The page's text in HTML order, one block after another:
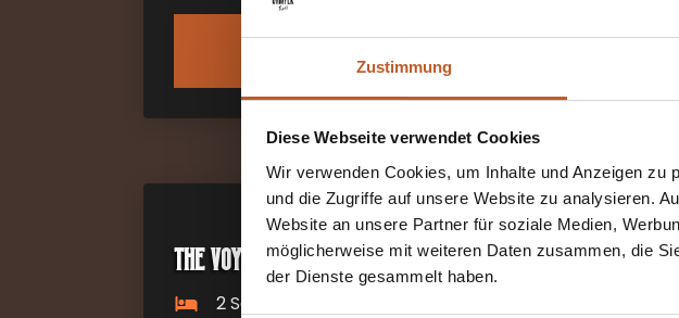
Zustimmung
Diese Webseite verwendet Cookies
Wir verwenden Cookies, um Inhalte und Anzeigen
und die Zugriffe auf unsere Website zu analysieren.
Website an unsere Partner für soziale Medien,
möglicherweise mit weiteren Daten zusammen, die
der Dienste gesammelt haben.
MEHR
INFORMATIONEN
The Voyager
2 Schlafplätze
The